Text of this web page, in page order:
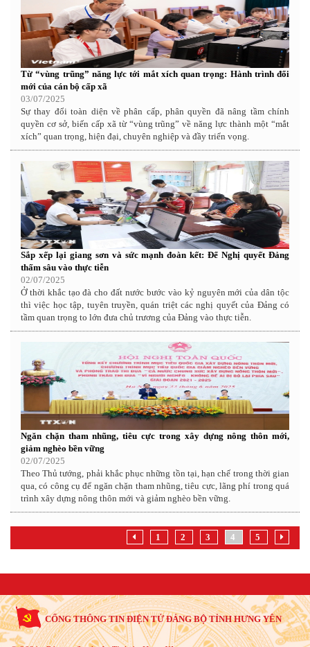
Từ “vùng trũng” năng lực tới mắt xích quan trọng: Hành trình đổi
mới của cán bộ cấp xã
03/07/2025
Sự thay đổi toàn diện về phân cấp, phân quyền đã nâng tầm chính
quyền cơ sở, biến cấp xã từ “vùng trũng” về năng lực thành một “mắt
xích” quan trọng, hiện đại, chuyên nghiệp và đầy triển vọng.
Sắp xếp lại giang sơn và sức mạnh đoàn kết: Để Nghị quyết Đảng
thấm sâu vào thực tiễn
02/07/2025
Ở thời khắc tạo đà cho đất nước bước vào kỷ nguyên mới của dân tộc
thì việc học tập, tuyên truyền, quán triệt các nghị quyết của Đảng có
tầm quan trọng to lớn đưa chủ trương của Đảng vào thực tiễn.
Ngăn chặn tham nhũng, tiêu cực trong xây dựng nông thôn mới,
giảm nghèo bền vững
02/07/2025
Theo Thủ tướng, phải khắc phục những tồn tại, hạn chế trong thời gian
qua, có công cụ để ngăn chặn tham nhũng, tiêu cực, lãng phí trong quá
trình xây dựng nông thôn mới và giảm nghèo bền vững.
1 2 3 4 5
CỔNG THÔNG TIN ĐIỆN TỬ ĐẢNG BỘ TỈNH HƯNG YÊN